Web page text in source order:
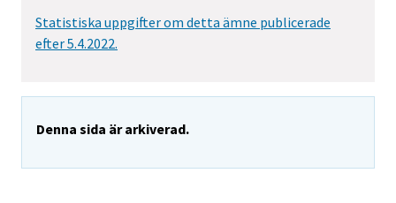
Statistiska uppgifter om detta ämne publicerade
efter 5.4.2022.
Denna sida är arkiverad.